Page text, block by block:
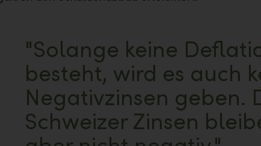
"Solange keine
besteht, wird es auch
Negativzinsen geben.
Schweizer Zinsen